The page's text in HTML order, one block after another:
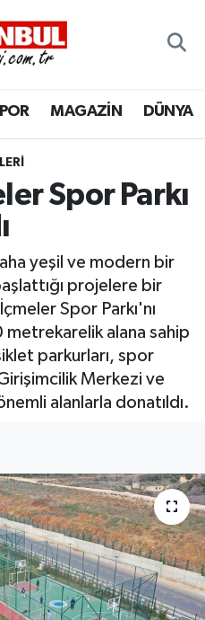
MAGAZİN DÜNYA
Spor Parkı
yeşil ve modern bir
projelere bir
Spor Parkı'nı
alana sahip
parkurları, spor
Girişimcilik Merkezi ve
alanlarla donatıldı.
ve Fikstür